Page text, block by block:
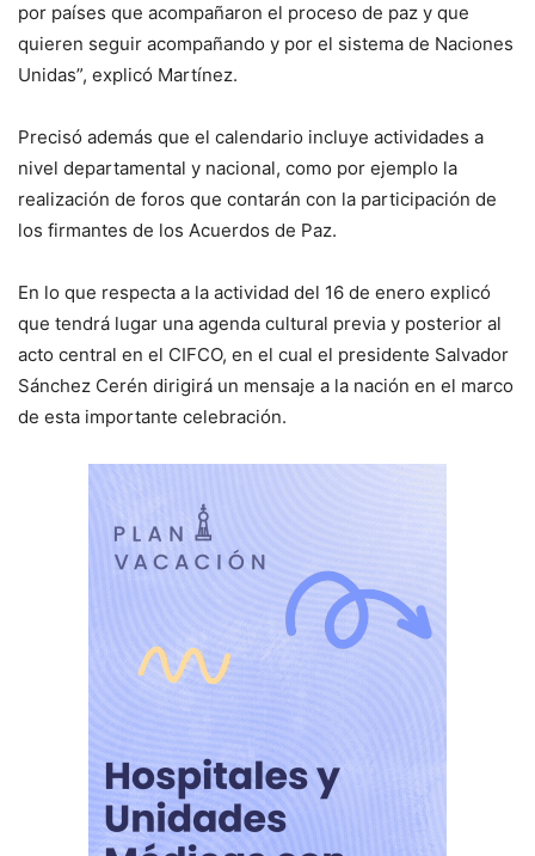
por países que acompañaron el proceso de paz y que
quieren seguir acompañando y por el sistema de Naciones
Unidas”, explicó Martínez.
Precisó además que el calendario incluye actividades a
nivel departamental y nacional, como por ejemplo la
realización de foros que contarán con la participación de
los firmantes de los Acuerdos de Paz.
En lo que respecta a la actividad del 16 de enero explicó
que tendrá lugar una agenda cultural previa y posterior al
acto central en el CIFCO, en el cual el presidente Salvador
Sánchez Cerén dirigirá un mensaje a la nación en el marco
de esta importante celebración.